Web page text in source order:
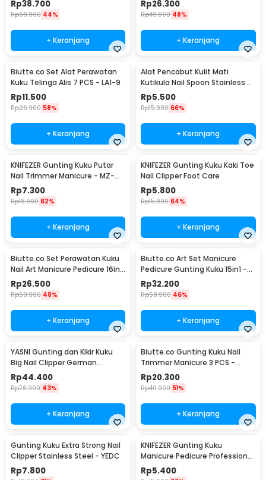
Rp38.700
Rp68.900 44%
+ Keranjang
Rp26.300
Rp49.900 48%
+ Keranjang
Biutte.co Set Alat Perawatan
Kuku Telinga Alis 7 PCS - LA1-9
Rp11.500
Rp26.900 58%
+ Keranjang
Alat Pencabut Kulit Mati
Kutikula Nail Spoon Stainless
Steel
Rp5.500
Rp15.900 66%
+ Keranjang
KNIFEZER Gunting Kuku Putar
Nail Trimmer Manicure - MZ-
017
Rp7.300
Rp18.900 62%
+ Keranjang
KNIFEZER Gunting Kuku Kaki Toe
Nail Clipper Foot Care
Rp5.800
Rp15.900 64%
+ Keranjang
Biutte.co Set Perawatan Kuku
Nail Art Manicure Pedicure 16in1
- MJ1096-01
Rp26.500
Rp50.900 48%
+ Keranjang
Biutte.co Art Set Manicure
Pedicure Gunting Kuku 15in1 -
MR-6103
Rp32.200
Rp58.900 46%
+ Keranjang
YASNI Gunting dan Kikir Kuku
Big Nail Clipper German
Stainless Steel - J0087
Rp44.400
Rp76.900 43%
+ Keranjang
Biutte.co Gunting Kuku Nail
Trimmer Manicure 3 PCS -
SFZ2748
Rp20.300
Rp40.900 51%
+ Keranjang
Gunting Kuku Extra Strong Nail
Clipper Stainless Steel - YEDC
Rp7.800
KNIFEZER Gunting Kuku
Manicure Pedicure Professional
Stainless Steel - Y-02ZJQ
Rp5.400